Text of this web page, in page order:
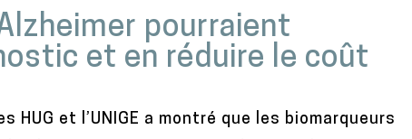
pourraient
et en réduire le coût
et l’UNIGE a montré que les biomarqueurs